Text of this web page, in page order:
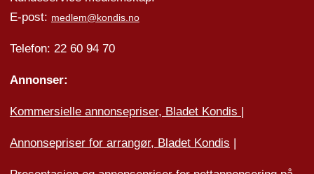
E-post: medlem@kondis.no
Telefon: 22 60 94 70
Annonser:
Kommersielle annonsepriser, Bladet Kondis |
Annonsepriser for arrangør, Bladet Kondis |